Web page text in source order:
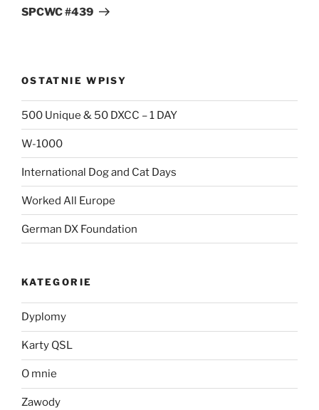
wpis
SPCWC #439
OSTATNIE WPISY
500 Unique & 50 DXCC – 1 DAY
W-1000
International Dog and Cat Days
Worked All Europe
German DX Foundation
KATEGORIE
Dyplomy
Karty QSL
O mnie
Zawody